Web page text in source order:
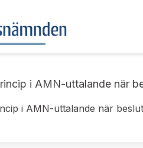
i AMN-uttalande när
i AMN-uttalande när